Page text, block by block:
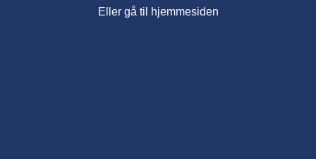
Eller gå til hjemmesiden